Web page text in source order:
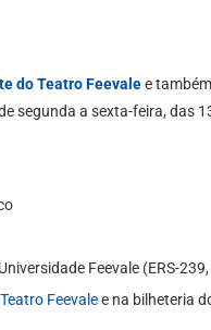
do Teatro Feevalee
segunda a sexta-feira, das
Feevale (ERS-
Feevalee na bilheteria